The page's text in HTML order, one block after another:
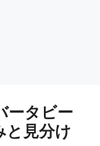
ータビー
と見分け